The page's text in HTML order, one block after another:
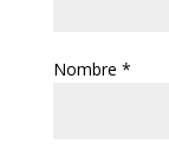
Nombre *